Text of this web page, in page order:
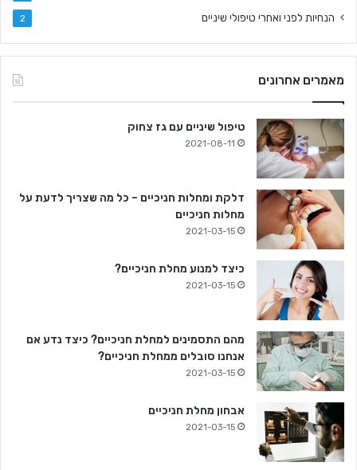
הנחיות לפני ואחרי טיפולי שיניים 2
מאמרים אחרונים
טיפול שיניים עם גז צחוק
2021-08-11
דלקת ומחלות חניכיים – כל מה שצריך לדעת על
מחלות חניכיים
2021-03-15
כיצד למנוע מחלת חניכיים?
2021-03-15
מהם התסמינים למחלת חניכיים? כיצד נדע אם
אנחנו סובלים ממחלת חניכיים?
2021-03-15
אבחון מחלת חניכיים
2021-03-15